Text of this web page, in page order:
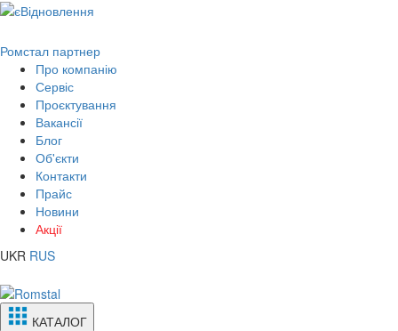
Ромстал партнер
Про компанію
Сервіс
Проєктування
Вакансії
Блог
Об'єкти
Контакти
Прайс
Новини
Акції
UKR RUS
КАТАЛОГ